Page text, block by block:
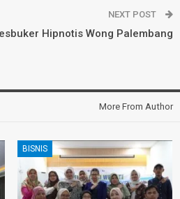
NEXT POST
Hipnotis Wong Palembang
More From Author
BISNIS